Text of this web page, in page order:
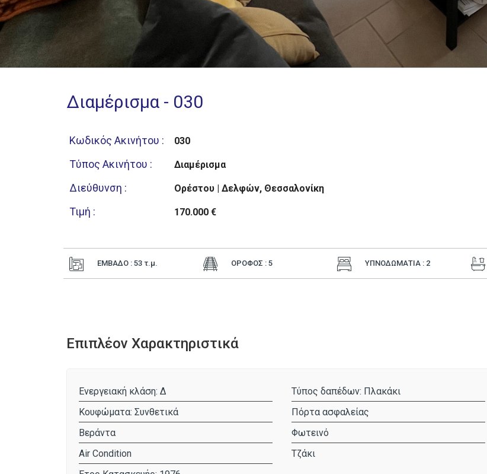
Διαμέρισμα - 030
Κωδικός Ακινήτου : 030
Τύπος Ακινήτου : Διαμέρισμα
Διεύθυνση : Ορέστου | Δελφών, Θεσσαλονίκη
Τιμή : 170.000 €
ΕΜΒΑΔΟ : 53 τ.μ. ΟΡΟΦΟΣ : 5 ΥΠΝΟΔΩΜΑΤΙΑ : 2
Επιπλέον Χαρακτηριστικά
Ενεργειακή κλάση: Δ Τύπος δαπέδων: Πλακάκι
Κουφώματα: Συνθετικά
Πόρτα ασφαλείας
Βεράντα
Φωτεινό
Air Condition
Τζάκι